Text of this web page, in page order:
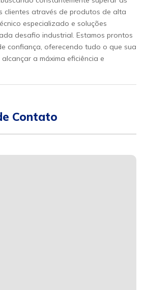
clientes através de produtos de alta
especializado e soluções
desafio industrial. Estamos prontos
confiança, oferecendo tudo o que sua
a máxima eficiência e
Contato